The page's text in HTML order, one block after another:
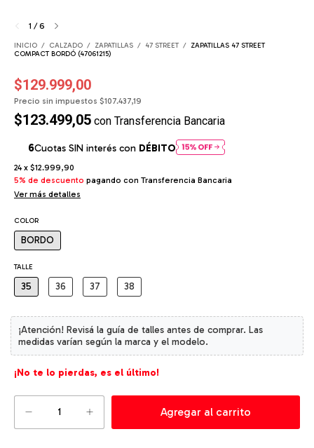
1 /6
INICIO / CALZADO / ZAPATILLAS / 47 STREET / ZAPATILLAS 47 STREET
COMPACT BORDÓ (47061215)
$129.999,00
Precio sin impuestos $107.437,19
$123.499,05 con Transferencia Bancaria
Cuotas SIN interés con DÉBITO
24 x $12.999,90
5% de descuento pagando con Transferencia Bancaria
Ver más detalles
COLOR
BORDO
TALLE
35 36 37 38
¡No te lo pierdas, es el último!